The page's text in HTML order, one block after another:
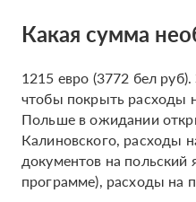
Какая сумма
1215 евро (3772 бел
чтобы покрыть расходы
Польше в ожидании
Калиновского, расходы
документов на польский
программе), расходы на